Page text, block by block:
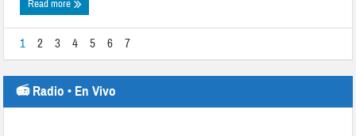
Read more
1 2 3 4 5 6 7
📻 Radio • En Vivo